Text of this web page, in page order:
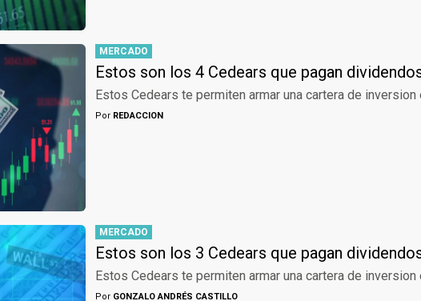
MERCADO
Estos son los 4 Cedears que pagan
Estos Cedears te permiten armar una cartera de inversion
Por REDACCION
MERCADO
Estos son los 3 Cedears que pagan
Estos Cedears te permiten armar una cartera de inversion
Por GONZALO ANDRÉS CASTILLO